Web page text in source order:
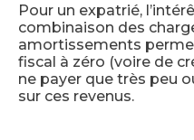
Pour un expatrié,
combinaison des
amortissements
fiscal à zéro (voire de
ne payer que très peu
sur ces revenus.